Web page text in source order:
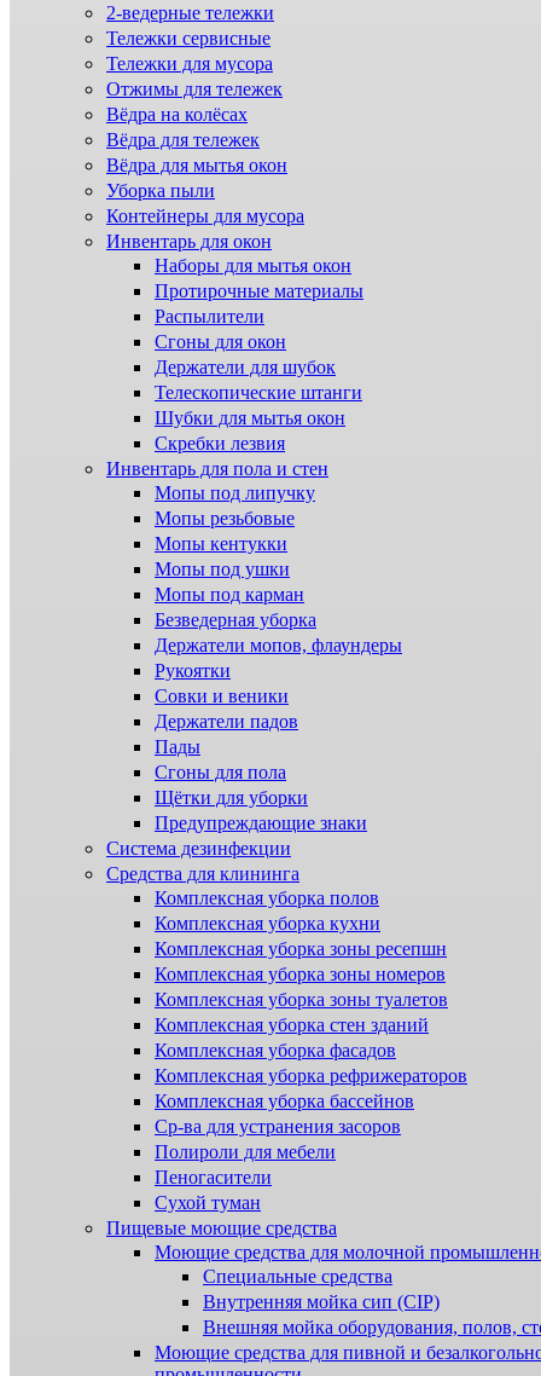
2-ведерные тележки
Тележки сервисные
Тележки для мусора
Отжимы для тележек
Вёдра на колёсах
Вёдра для тележек
Вёдра для мытья окон
Уборка пыли
Контейнеры для мусора
Инвентарь для окон
Наборы для мытья окон
Протирочные материалы
Распылители
Сгоны для окон
Держатели для шубок
Телескопические штанги
Шубки для мытья окон
Скребки лезвия
Инвентарь для пола и стен
Мопы под липучку
Мопы резьбовые
Мопы кентукки
Мопы под ушки
Мопы под карман
Безведерная уборка
Держатели мопов, флаундеры
Рукоятки
Совки и веники
Держатели падов
Пады
Сгоны для пола
Щётки для уборки
Предупреждающие знаки
Система дезинфекции
Cредства для клининга
Комплексная уборка полов
Комплексная уборка кухни
Комплексная уборка зоны ресепшн
Комплексная уборка зоны номеров
Комплексная уборка зоны туалетов
Комплексная уборка стен зданий
Комплексная уборка фасадов
Комплексная уборка рефрижераторов
Комплексная уборка бассейнов
Ср-ва для устранения засоров
Полироли для мебели
Пеногасители
Сухой туман
Пищевые моющие средства
Моющие средства для молочной
Специальные средства
Внутренняя мойка сип (CIP)
Внешняя мойка оборудования, полов,
Моющие средства для пивной и